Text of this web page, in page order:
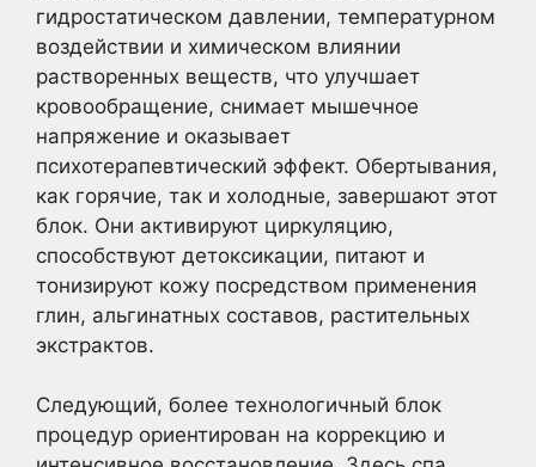
гидростатическом давлении, температурном
воздействии и химическом влиянии
растворенных веществ, что улучшает
кровообращение, снимает мышечное
напряжение и оказывает
психотерапевтический эффект. Обертывания,
как горячие, так и холодные, завершают этот
блок. Они активируют циркуляцию,
способствуют детоксикации, питают и
тонизируют кожу посредством применения
глин, альгинатных составов, растительных
экстрактов.
Следующий, более технологичный блок
процедур ориентирован на коррекцию и